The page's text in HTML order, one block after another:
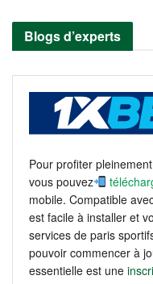
Blogs d’experts
Pour profiter
vous pouvez
mobile. Compatible
est facile à installer et
services de paris
pouvoir commencer à
essentielle est une